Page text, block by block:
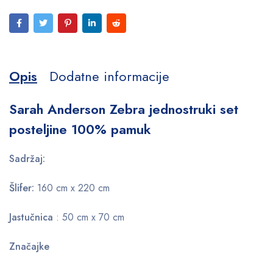
Opis
Dodatne informacije
Sarah Anderson Zebra jednostruki set
posteljine 100% pamuk
Sadržaj:
Šlifer: 160 cm x 220 cm
Jastučnica : 50 cm x 70 cm
Značajke